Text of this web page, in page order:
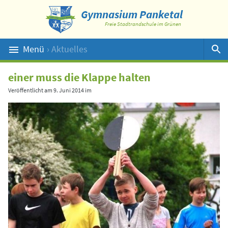
Gymnasium Panketal
Freie Stadtrandschule im Grünen
Menü › Aktuelles
Suche
einer muss die Klappe halten
Veröffentlicht am 9. Juni 2014 im